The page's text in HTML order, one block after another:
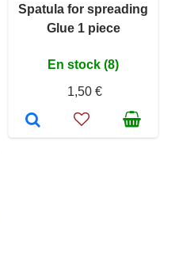
Spatula for spreading
Glue 1 piece
En stock (8)
1,50 €